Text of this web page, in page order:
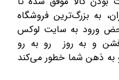
به بزرگ‌ترین فروشگاه
محض ورود به سایت لوکس
و به روز رو به رو
به ذهن شما خطور می‌کند